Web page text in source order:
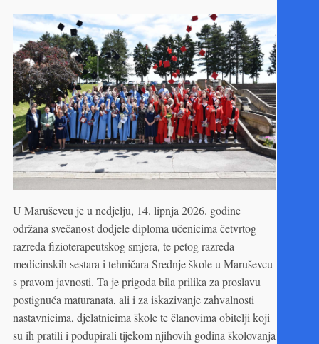
U Maruševcu je u nedjelju, 14. lipnja 2026. godine
održana svečanost dodjele diploma učenicima četvrtog
razreda fizioterapeutskog smjera, te petog razreda
medicinskih sestara i tehničara Srednje škole u Maruševcu
s pravom javnosti. Ta je prigoda bila prilika za proslavu
postignuća maturanata, ali i za iskazivanje zahvalnosti
nastavnicima, djelatnicima škole te članovima obitelji koji
su ih pratili i podupirali tijekom njihovih godina školovanja